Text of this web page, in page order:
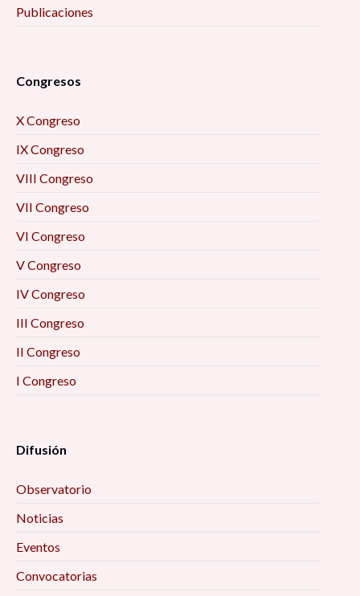
Publicaciones
Congresos
X Congreso
IX Congreso
VIII Congreso
VII Congreso
VI Congreso
V Congreso
IV Congreso
III Congreso
II Congreso
I Congreso
Difusión
Observatorio
Noticias
Eventos
Convocatorias